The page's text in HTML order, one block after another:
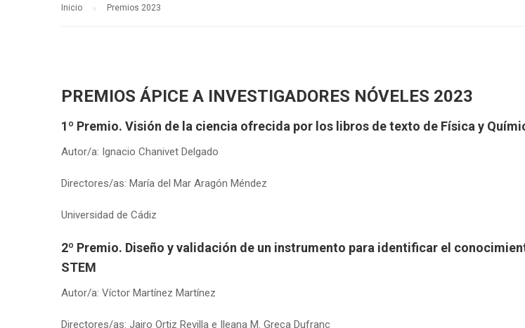
Inicio Premios 2023
PREMIOS ÁPICE A INVESTIGADORES NÓVELES 2023
1º Premio. Visión de la ciencia ofrecida por los libros de texto de Física y
Autor/a: Ignacio Chanivet Delgado
Directores/as: María del Mar Aragón Méndez
Universidad de Cádiz
2º Premio. Diseño y validación de un instrumento para identificar el
STEM
Autor/a: Víctor Martínez Martínez
Directores/as: Jairo Ortiz Revilla e Ileana M. Greca Dufranc